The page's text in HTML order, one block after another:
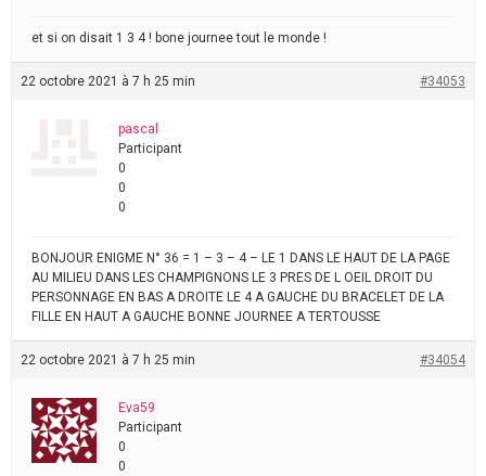
et si on disait 1 3 4 ! bone journee tout le monde !
22 octobre 2021 à 7 h 25 min #34053
pascal
Participant
0
0
0
BONJOUR ENIGME N° 36 = 1 – 3 – 4 – LE 1 DANS LE HAUT DE LA PAGE
AU MILIEU DANS LES CHAMPIGNONS LE 3 PRES DE L OEIL DROIT DU
PERSONNAGE EN BAS A DROITE LE 4 A GAUCHE DU BRACELET DE LA
FILLE EN HAUT A GAUCHE BONNE JOURNEE A TERTOUSSE
22 octobre 2021 à 7 h 25 min #34054
Eva59
Participant
0
0